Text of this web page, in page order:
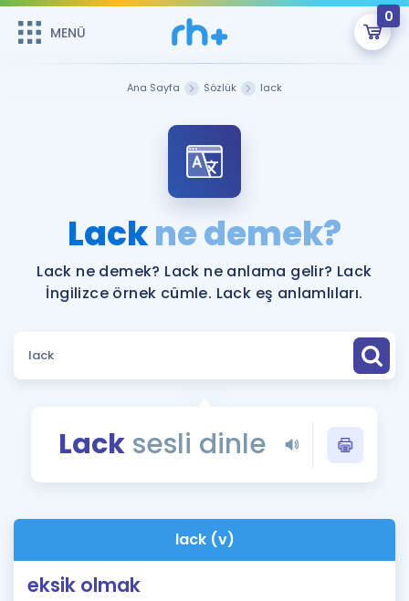
MENÜ
0
ÜYE DEĞİLİM
Sepetin Şu An Boş.
Remzi Hoca ile seni sınava hazırlayacak onlarca eğitim seni
bekliyor!
MENÜ
Faydalı Araçlar
Sözlük
Blog
Ana Sayfa Sözlük lack
Lackne demek?
Lack ne demek? Lack ne anlama gelir? Lack
İngilizce örnek cümle. Lack eş anlamlıları.
Lack sesli dinle
lack (v)
eksik olmak